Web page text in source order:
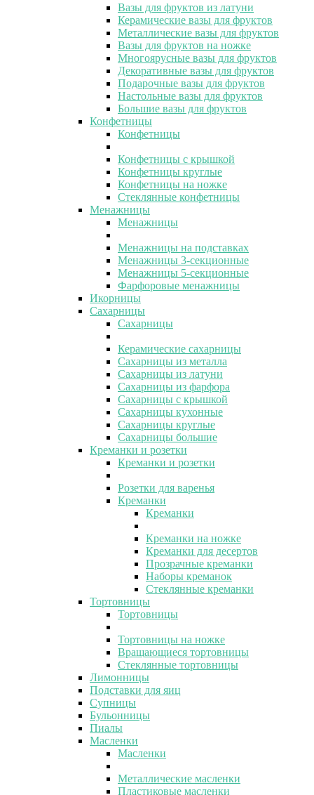
Вазы для фруктов из латуни
Керамические вазы для фруктов
Металлические вазы для фруктов
Вазы для фруктов на ножке
Многоярусные вазы для фруктов
Декоративные вазы для фруктов
Подарочные вазы для фруктов
Настольные вазы для фруктов
Большие вазы для фруктов
Конфетницы
Конфетницы
Конфетницы с крышкой
Конфетницы круглые
Конфетницы на ножке
Стеклянные конфетницы
Менажницы
Менажницы
Менажницы на подставках
Менажницы 3-секционные
Менажницы 5-секционные
Фарфоровые менажницы
Икорницы
Сахарницы
Сахарницы
Керамические сахарницы
Сахарницы из металла
Сахарницы из латуни
Сахарницы из фарфора
Сахарницы с крышкой
Сахарницы кухонные
Сахарницы круглые
Сахарницы большие
Креманки и розетки
Креманки и розетки
Розетки для варенья
Креманки
Креманки
Креманки на ножке
Креманки для десертов
Прозрачные креманки
Наборы креманок
Стеклянные креманки
Тортовницы
Тортовницы
Тортовницы на ножке
Вращающиеся тортовницы
Стеклянные тортовницы
Лимонницы
Подставки для яиц
Супницы
Бульонницы
Пиалы
Масленки
Масленки
Металлические масленки
Пластиковые масленки